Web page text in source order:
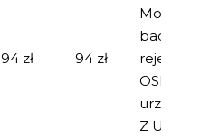
94 zł 94 zł
Motocykl
badanie
OSKP.
urzędowa
Z UE: 0 zł